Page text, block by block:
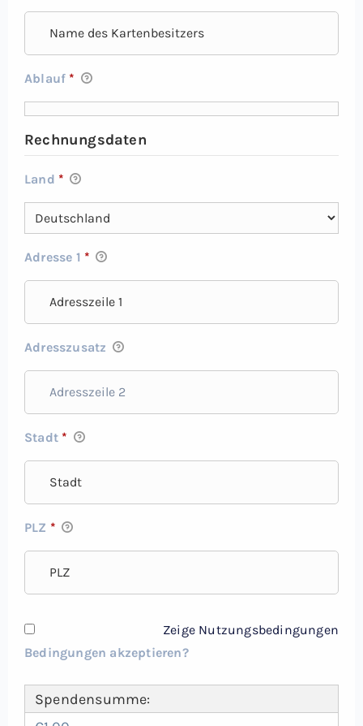
Ablauf *
Rechnungsdaten
Land *
Adresse 1 *
Adresszusatz
Stadt *
PLZ *
Zeige Nutzungsbedingungen
Bedingungen akzeptieren?
Spendensumme: